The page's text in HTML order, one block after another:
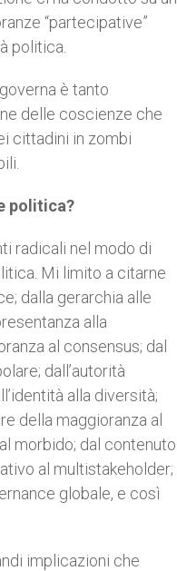
“partecipative”
politica.
è tanto
delle coscienze che
cittadini in zombi
politica?
radicali nel modo di
Mi limito a citarne
dalla gerarchia alle
alla
al consensus; dal
dall’autorità
alla diversità;
della maggioranza al
morbido; dal contenuto
al multistakeholder;
globale, e così
implicazioni che